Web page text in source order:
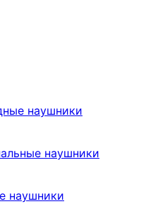
наушники
наушники
наушники